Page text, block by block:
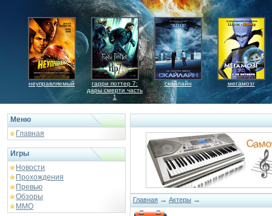
неуправляемый
гарри поттер 7:
дары смерти часть
1
скайлайн мегамозг
Меню
Главная
Игры
Новости
Прохождения
Превью
Обзоры
ММО
Главная → Актеры →